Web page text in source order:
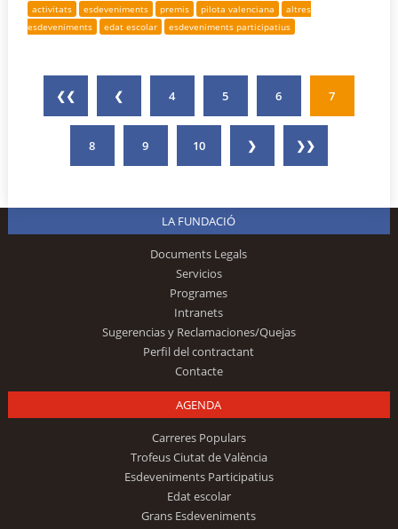
activitats esdeveniments premis pilota valenciana
altres
esdeveniments
edat escolar esdeveniments participatius
❮❮ ❮ 4 5 6 7
8 9 10 ❯ ❯❯
LA FUNDACIÓ
Documents Legals
Servicios
Programes
Intranets
Sugerencias y Reclamaciones/Quejas
Perfil del contractant
Contacte
AGENDA
Carreres Populars
Trofeus Ciutat de València
Esdeveniments Participatius
Edat escolar
Grans Esdeveniments